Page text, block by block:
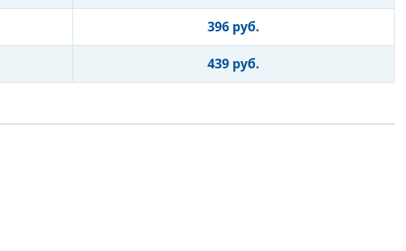
396 руб.
439 руб.